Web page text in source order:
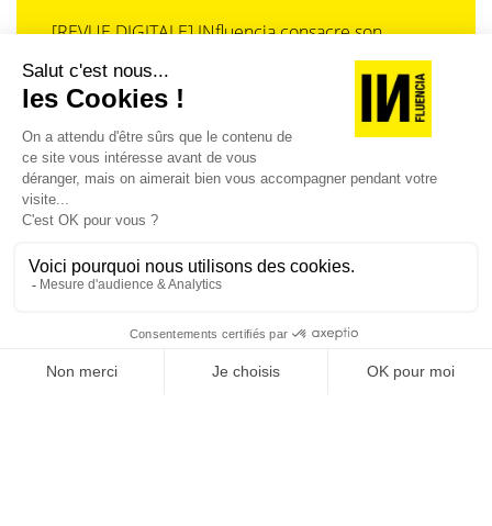
[REVUE DIGITALE] INfluencia consacre son
prochain numéro à une question devenue
centrale dans l’économie contemporaine : Qu’est-
ce que la singularité à l’heure de la
standardisation généralisée ? Ce numéro explore
la singularité là où elle est la plus mise à l’épreuve
: dans l’entreprise, dans la marque, dans les
organisations, dans les choix de gouvernance,
J'ACHÈTE LE NUMÉRO